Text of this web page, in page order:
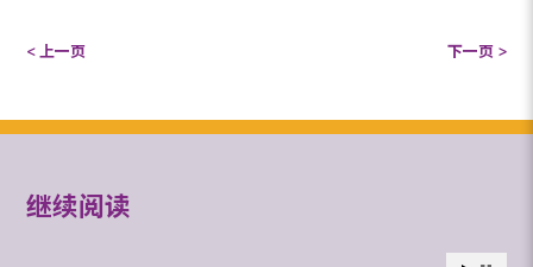
< 上一页 下一页 >
继续阅读